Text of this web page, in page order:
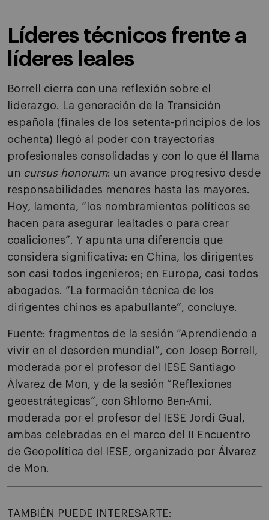
Líderes técnicos frente a
líderes leales
Borrell cierra con una reflexión sobre el
liderazgo. La generación de la Transición
española (finales de los setenta-principios de los
ochenta) llegó al poder con trayectorias
profesionales consolidadas y con lo que él llama
un cursus honorum: un avance progresivo desde
responsabilidades menores hasta las mayores.
Hoy, lamenta, “los nombramientos políticos se
hacen para asegurar lealtades o para crear
coaliciones”. Y apunta una diferencia que
considera significativa: en China, los dirigentes
son casi todos ingenieros; en Europa, casi todos
abogados. “La formación técnica de los
dirigentes chinos es apabullante”, concluye.
Fuente: fragmentos de la sesión “Aprendiendo a
vivir en el desorden mundial”, con Josep Borrell,
moderada por el profesor del IESE Santiago
Álvarez de Mon, y de la sesión “Reflexiones
geoestrátegicas”, con Shlomo Ben-Ami,
moderada por el profesor del IESE Jordi Gual,
ambas celebradas en el marco del II Encuentro
de Geopolítica del IESE, organizado por Álvarez
de Mon.
TAMBIÉN PUEDE INTERESARTE: